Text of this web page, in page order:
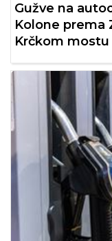
Gužve na
Kolone prema
Krčkom mostu